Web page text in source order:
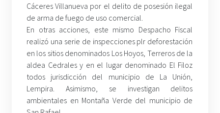
Cáceres Villanueva por el delito de posesión ilegal
de arma de fuego de uso comercial.
En otras acciones, este mismo Despacho Fiscal
realizó una serie de inspecciones plr deforestación
en los sitios denominados Los Hoyos, Terreros de la
aldea Cedrales y en el lugar denominado El Filoz
todos jurisdicción del municipio de La Unión,
Lempira. Asimismo, se investigan delitos
ambientales en Montaña Verde del municipio de